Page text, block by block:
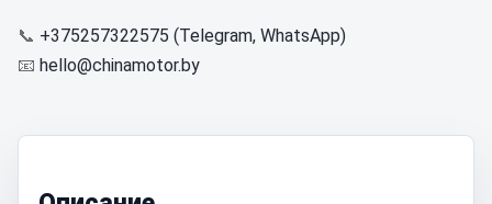
📞 +375257322575 (Telegram, WhatsApp)
📧 hello@chinamotor.by